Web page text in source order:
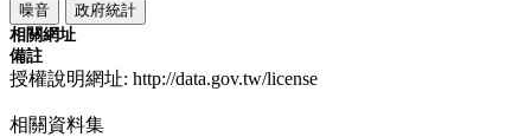
噪音
政府統計
相關網址
備註
授權說明網址: http://data.gov.tw/license
相關資料集